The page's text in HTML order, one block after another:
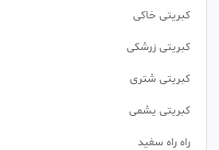
کبریتی خاکی
کبریتی زرشکی
کبریتی شتری
کبریتی یشمی
راه راه سفید